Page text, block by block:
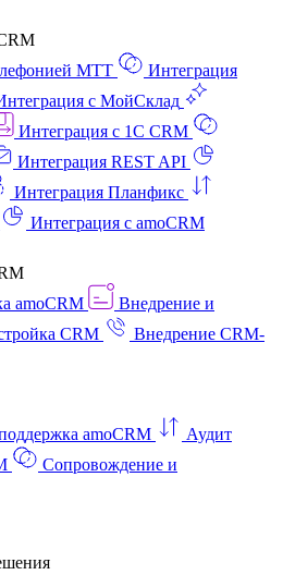
МТТ
Интеграция
с МойСклад
Интеграция с 1C CRM
Интеграция REST API
Интеграция Планфикс
Интеграция с amoCRM
amoCRM
Внедрение и
CRM
Внедрение CRM-
amoCRM
Аудит
Сопровождение и